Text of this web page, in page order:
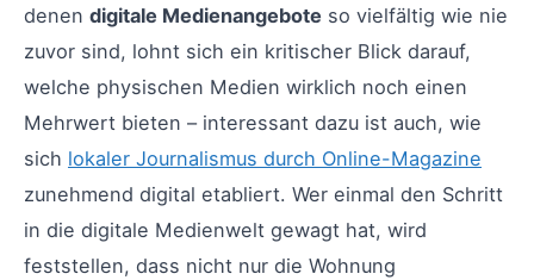
denen digitale Medienangebote so vielfältig wie nie
zuvor sind, lohnt sich ein kritischer Blick darauf,
welche physischen Medien wirklich noch einen
Mehrwert bieten – interessant dazu ist auch, wie
sich lokaler Journalismus durch Online-Magazine
zunehmend digital etabliert. Wer einmal den Schritt
in die digitale Medienwelt gewagt hat, wird
feststellen, dass nicht nur die Wohnung